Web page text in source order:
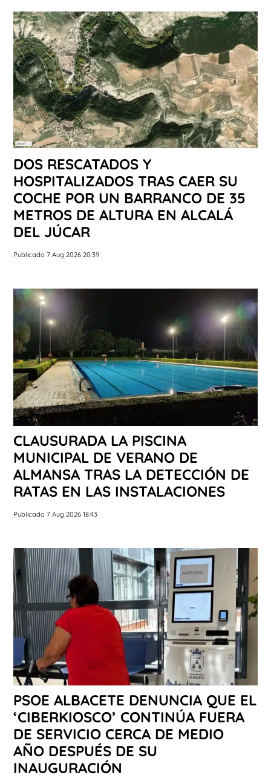
DOS RESCATADOS Y
HOSPITALIZADOS TRAS CAER SU
COCHE POR UN BARRANCO DE 35
METROS DE ALTURA EN ALCALÁ
DEL JÚCAR
Publicado 7 Aug 2026 20:39
CLAUSURADA LA PISCINA
MUNICIPAL DE VERANO DE
ALMANSA TRAS LA DETECCIÓN DE
RATAS EN LAS INSTALACIONES
Publicado 7 Aug 2026 18:43
PSOE ALBACETE DENUNCIA QUE EL
‘CIBERKIOSCO’ CONTINÚA FUERA
DE SERVICIO CERCA DE MEDIO
AÑO DESPUÉS DE SU
INAUGURACIÓN